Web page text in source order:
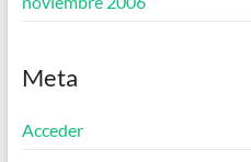
Meta
Acceder